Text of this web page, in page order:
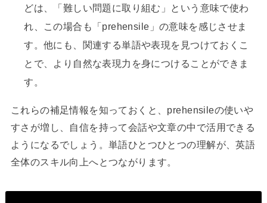
どは、「難しい問題に取り組む」という意味で使わ
れ、この場合も「prehensile」の意味を感じさせま
す。他にも、関連する単語や表現を見つけておくこ
とで、より自然な表現力を身につけることができま
す。
これらの補足情報を知っておくと、prehensileの使いや
すさが増し、自信を持って会話や文章の中で活用できる
ようになるでしょう。単語ひとつひとつの理解が、英語
全体のスキル向上へとつながります。